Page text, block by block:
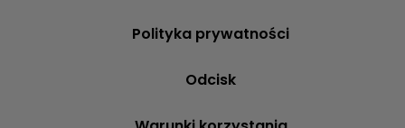
Polityka prywatności
Odcisk